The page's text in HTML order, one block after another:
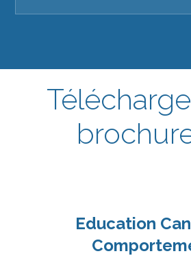
Education